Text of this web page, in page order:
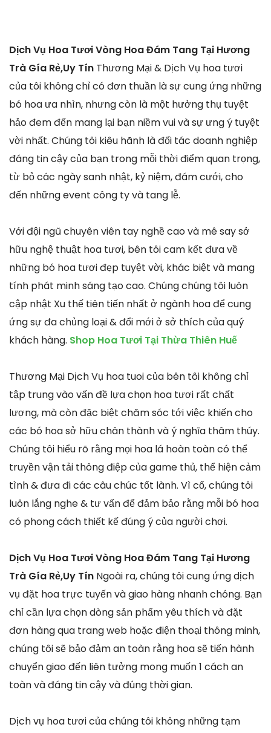
Dịch Vụ Hoa Tươi Vòng Hoa Đám Tang Tại Hương
Trà Gía Rẻ,Uy Tín Thương Mại & Dịch Vụ hoa tươi
của tôi không chỉ có đơn thuần là sự cung ứng những
bó hoa ưa nhìn, nhưng còn là một hưởng thụ tuyệt
hảo đem đến mang lại bạn niềm vui và sự ưng ý tuyệt
vời nhất. Chúng tôi kiêu hãnh là đối tác doanh nghiệp
đáng tin cậy của bạn trong mỗi thời điểm quan trọng,
từ bỏ các ngày sanh nhật, kỷ niệm, đám cưới, cho
đến những event công ty và tang lễ.
Với đội ngũ chuyên viên tay nghề cao và mê say sở
hữu nghệ thuật hoa tươi, bên tôi cam kết đưa về
những bó hoa tươi đẹp tuyệt vời, khác biệt và mang
tính phát minh sáng tạo cao. Chúng chúng tôi luôn
cập nhật Xu thế tiên tiến nhất ở ngành hoa để cung
ứng sự đa chủng loại & đổi mới ở sở thích của quý
khách hàng. Shop Hoa Tươi Tại Thừa Thiên Huế
Thương Mại Dịch Vụ hoa tuoi của bên tôi không chỉ
tập trung vào vấn đề lựa chọn hoa tươi rất chất
lượng, mà còn đặc biệt chăm sóc tới việc khiến cho
các bó hoa sở hữu chân thành và ý nghĩa thâm thúy.
Chúng tôi hiểu rõ rằng mọi hoa lá hoàn toàn có thể
truyền vận tải thông điệp của game thủ, thể hiện cảm
tình & đưa đi các câu chúc tốt lành. Vì cố, chúng tôi
luôn lắng nghe & tư vấn để đảm bảo rằng mỗi bó hoa
có phong cách thiết kế đúng ý của người chơi.
Dịch Vụ Hoa Tươi Vòng Hoa Đám Tang Tại Hương
Trà Gía Rẻ,Uy Tín Ngoài ra, chúng tôi cung ứng dịch
vụ đặt hoa trực tuyến và giao hàng nhanh chóng. Bạn
chỉ cần lựa chọn dòng sản phẩm yêu thích và đặt
đơn hàng qua trang web hoặc điện thoại thông minh,
chúng tôi sẽ bảo đảm an toàn rằng hoa sẽ tiến hành
chuyển giao đến liên tưởng mong muốn 1 cách an
toàn và đáng tin cậy và đúng thời gian.
Dịch vụ hoa tươi của chúng tôi không những tạm